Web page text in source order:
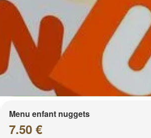
Menu enfant nuggets
7.50 €